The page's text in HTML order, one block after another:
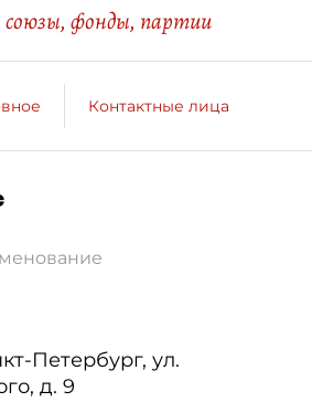
союзы, фонды, партии
Контактные лица
Петербург, ул.
д. 9